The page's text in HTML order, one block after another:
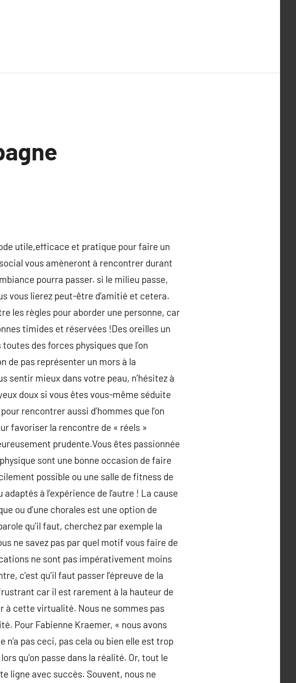
utile,efficace et pratique pour faire un
vous amèneront à rencontrer durant
pourra passer. si le milieu passe,
vous lierez peut-être d’amitié et cetera.
les règles pour aborder une personne, car
timides et réservées !Des oreilles un
des forces physiques que l’on
de pas représenter un mors à la
sentir mieux dans votre peau, n’hésitez à
doux si vous êtes vous-même séduite
rencontrer aussi d’hommes que l’on
favoriser la rencontre de « réels »
prudente.Vous êtes passionnée
sont une bonne occasion de faire
possible ou une salle de fitness de
à l’expérience de l’autre ! La cause
ou d’une chorales est une option de
qu’il faut, cherchez par exemple la
ne savez pas par quel motif vous faire de
ne sont pas impérativement moins
c’est qu’il faut passer l’épreuve de la
car il est rarement à la hauteur de
à cette virtualité. Nous ne sommes pas
Pour Fabienne Kraemer, « nous avons
pas ceci, pas cela ou bien elle est trop
qu’on passe dans la réalité. Or, tout le
ligne avec succès. Souvent, nous ne